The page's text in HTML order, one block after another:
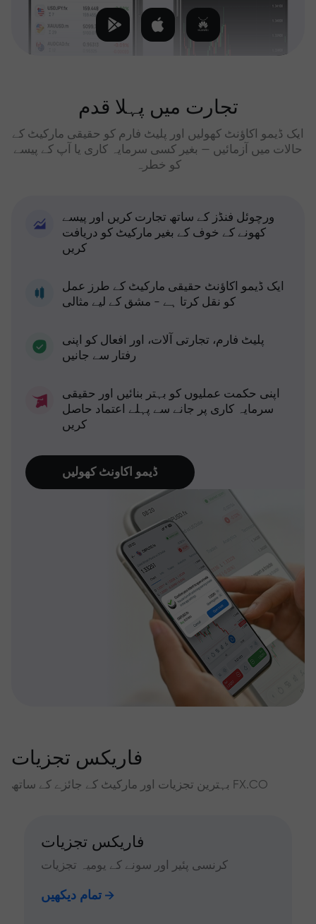
تجارت میں پہلا قدم
ایک ڈیمو اکاؤنٹ کھولیں اور پلیٹ فارم کو حقیقی مارکیٹ کے
حالات میں آزمائیں — بغیر کسی سرمایہ کاری یا آپ کے پیسے
کو خطرہ
ورچوئل فنڈز کے ساتھ تجارت کریں اور پیسے
کھونے کے خوف کے بغیر مارکیٹ کو دریافت
کریں
ایک ڈیمو اکاؤنٹ حقیقی مارکیٹ کے طرز عمل
کو نقل کرتا ہے - مشق کے لیے مثالی
پلیٹ فارم، تجارتی آلات، اور افعال کو اپنی
رفتار سے جانیں
اپنی حکمت عملیوں کو بہتر بنائیں اور حقیقی
سرمایہ کاری پر جانے سے پہلے اعتماد حاصل
کریں
ڈیمو اکاونٹ کھولیں
فاریکس تجزیات
بہترین تجزیات اور مارکیٹ کے جائزے کے ساتھ FX.CO
فاریکس تجزیات
کرنسی پئیر اور سونے کے یومیہ تجزیات
تمام دیکھیں